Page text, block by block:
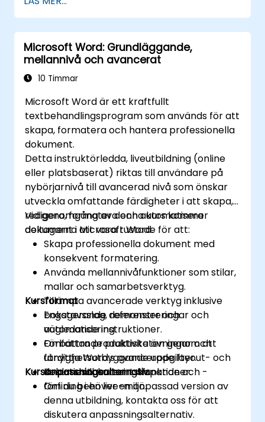
Microsoft Word: Grundläggande,
mellannivå och avancerat
10 Timmar
Microsoft Word är ett kraftfullt
textbehandlingsprogram som används för att
skapa, formatera och hantera professionella
dokument.
Detta instruktörledda, liveutbildning (online
eller platsbaserat) riktas till användare på
nybörjarnivå till avancerad nivå som önskar
utveckla omfattande färdigheter i att skapa,
redigera, formatera och automatisera
dokument i Microsoft Word.
Vid genomgång av denna kurs kommer
deltagarna att vara rustade för att:
Skapa professionella dokument med
konsekvent formatering.
Använda mellannivåfunktioner som stilar,
mallar och samarbetsverktyg.
Tillämpa avancerade verktyg inklusive
bokstavsslag, referenser och
automatisering.
Förbättra produktiviteten genom att
utnyttja Word:s avancerade layout- och
dokumenthanteringsfunktioner.
Kursformat
Engagerande demonstreringar och
vägledande instruktioner.
Omfattande praktiska övningar och
färdighetsutbyggande uppgifter.
Real-tidsdokumentskapande och -
förfining i en live-miljö.
Kursanpassningsalternativ
Om du behöver en anpassad version av
denna utbildning, kontakta oss för att
diskutera anpassningsalternativ.